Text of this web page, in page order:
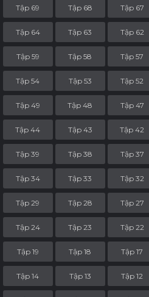
Tập 69 Tập 68 Tập 67
Tập 64 Tập 63 Tập 62
Tập 59 Tập 58 Tập 57
Tập 54 Tập 53 Tập 52
Tập 49 Tập 48 Tập 47
Tập 44 Tập 43 Tập 42
Tập 39 Tập 38 Tập 37
Tập 34 Tập 33 Tập 32
Tập 29 Tập 28 Tập 27
Tập 24 Tập 23 Tập 22
Tập 19 Tập 18 Tập 17
Tập 14 Tập 13 Tập 12